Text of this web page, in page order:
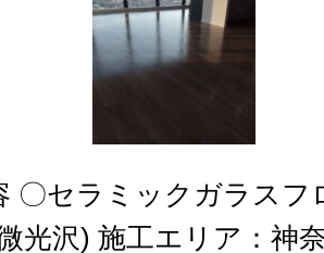
〇セラミックガラスフ
光沢) 施工エリア：神